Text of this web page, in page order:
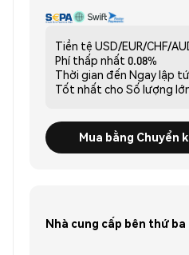
Tiền tệ USD/EUR/CHF/
Phí thấp nhất 0.08%
Thời gian đến Ngay lập
Tốt nhất cho Số lượng
Mua bằng Chuyển
Nhà cung cấp bên thứ ba